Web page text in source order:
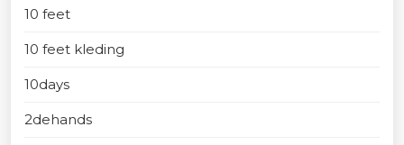
10 feet
10 feet kleding
10days
2dehands